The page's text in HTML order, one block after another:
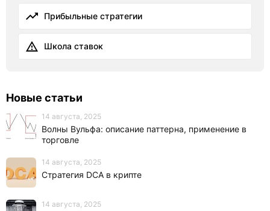
Прибыльные стратегии
Школа ставок
Новые статьи
14 августа, 2025
Волны Вульфа: описание паттерна, применение в
торговле
14 августа, 2025
Стратегия DCA в крипте
14 августа, 2025